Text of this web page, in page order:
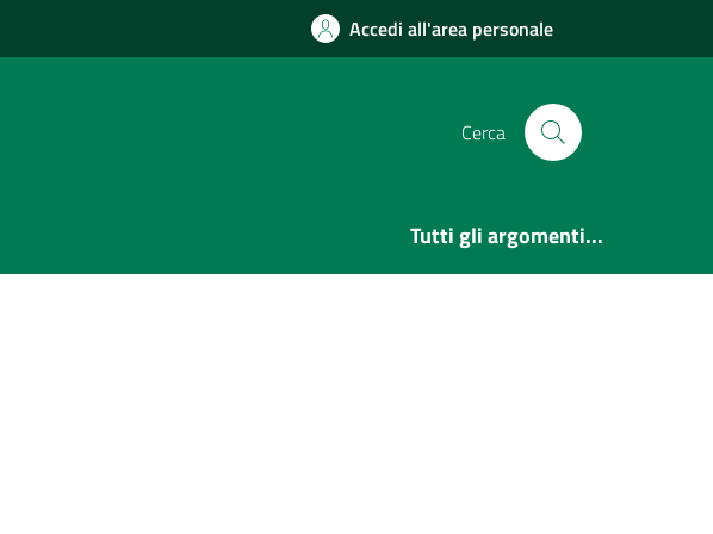
Accedi all'area personale
Cerca
Tutti gli argomenti...